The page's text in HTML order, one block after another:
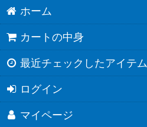
ホーム
カートの中身
最近チェックしたアイテム
ログイン
マイページ